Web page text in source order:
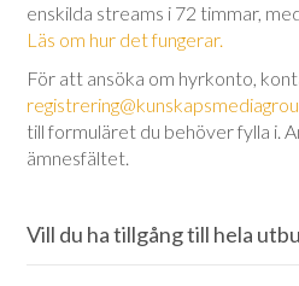
enskilda streams i 72 timmar,
Läs om hur det fungerar.
För att ansöka om hyrkonto,
till formuläret du behöver fylla i.
ämnesfältet.
Vill du ha tillgång till hela